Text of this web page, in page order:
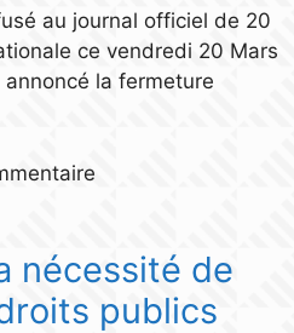
au journal officiel de 20
ce vendredi 20 Mars
la fermeture
nécessité de
publics